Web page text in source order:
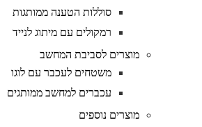
סוללות הטענה ממותגות
רמקולים עם מיתוג לנייד
מוצרים לסביבת המחשב
משטחים לעכבר עם לוגו
עכברים למחשב ממותגים
מוצרים נוספים